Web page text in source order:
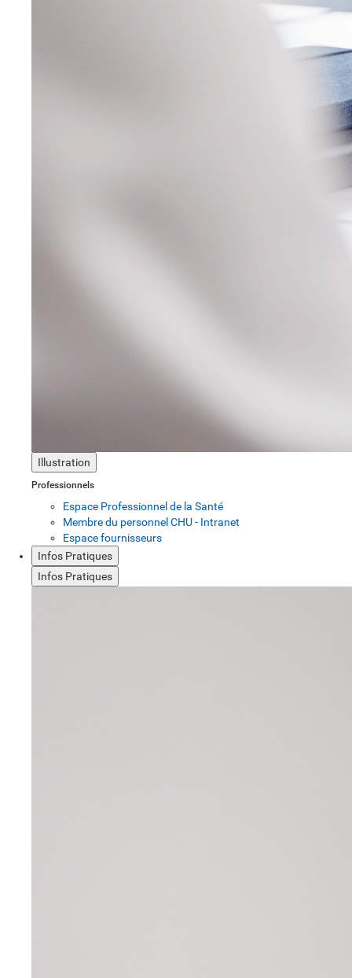
Illustration
Professionnels
Espace Professionnel de la Santé
Membre du personnel CHU - Intranet
Espace fournisseurs
Infos Pratiques
Infos Pratiques